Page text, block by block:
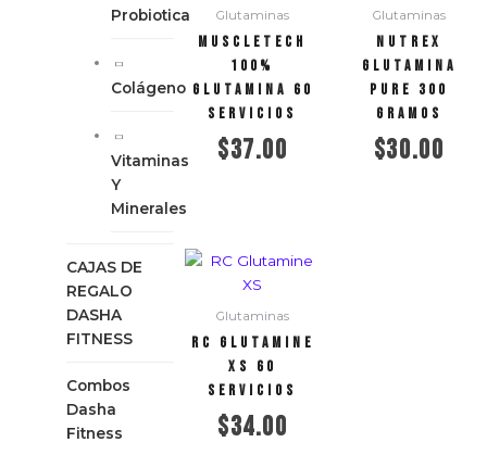
Probiotica
Colágeno
Vitaminas
Y
Minerales
CAJAS DE
REGALO
DASHA
FITNESS
Combos
Dasha
Fitness
Glutaminas
MUSCLETECH
100%
Glutamina 60
servicios
$37.00
Glutaminas
NUTREX
Glutamina
Pure 300
gramos
$30.00
Glutaminas
RC Glutamine
XS 60
servicios
$34.00